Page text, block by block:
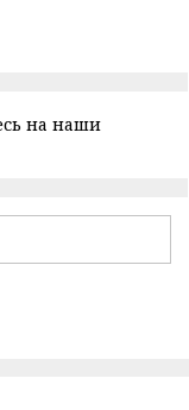
на наши